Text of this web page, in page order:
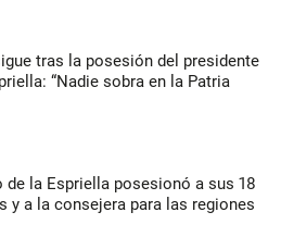
tras la posesión del presidente
“Nadie sobra en la Patria
de la Espriella posesionó a sus 18
y a la consejera para las regiones